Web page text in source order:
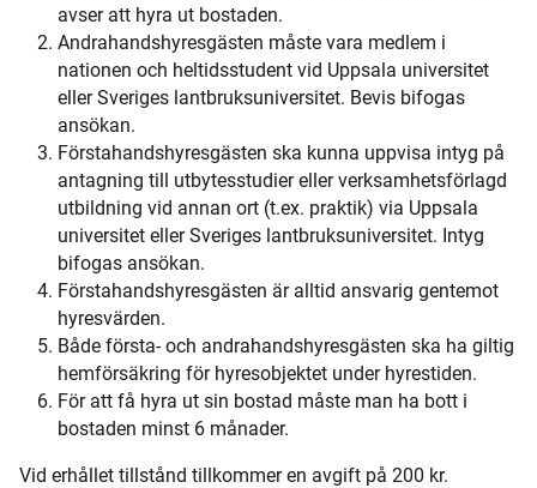
avser att hyra ut bostaden.
Andrahandshyresgästen måste vara medlem i
nationen och heltidsstudent vid Uppsala universitet
eller Sveriges lantbruksuniversitet. Bevis bifogas
ansökan.
Förstahandshyresgästen ska kunna uppvisa intyg på
antagning till utbytesstudier eller verksamhetsförlagd
utbildning vid annan ort (t.ex. praktik) via Uppsala
universitet eller Sveriges lantbruksuniversitet. Intyg
bifogas ansökan.
Förstahandshyresgästen är alltid ansvarig gentemot
hyresvärden.
Både första- och andrahandshyresgästen ska ha giltig
hemförsäkring för hyresobjektet under hyrestiden.
För att få hyra ut sin bostad måste man ha bott i
bostaden minst 6 månader.
Vid erhållet tillstånd tillkommer en avgift på 200 kr.